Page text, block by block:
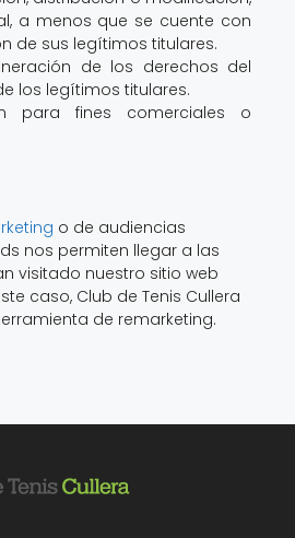
a menos que se cuente con
de sus legítimos titulares.
de los derechos del
los legítimos titulares.
para fines comerciales o
o de audiencias
nos permiten llegar a las
visitado nuestro sitio web
caso, Club de Tenis Cullera
de remarketing.